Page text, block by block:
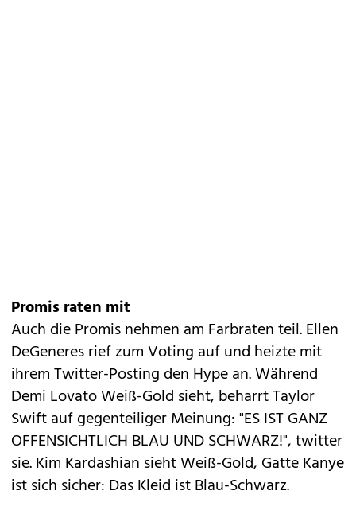
Promis raten mit
Auch die Promis nehmen am Farbraten teil. Ellen
DeGeneres rief zum Voting auf und heizte mit
ihrem Twitter-Posting den Hype an. Während
Demi Lovato Weiß-Gold sieht, beharrt Taylor
Swift auf gegenteiliger Meinung: "ES IST GANZ
OFFENSICHTLICH BLAU UND SCHWARZ!", twitter
sie. Kim Kardashian sieht Weiß-Gold, Gatte Kanye
ist sich sicher: Das Kleid ist Blau-Schwarz.